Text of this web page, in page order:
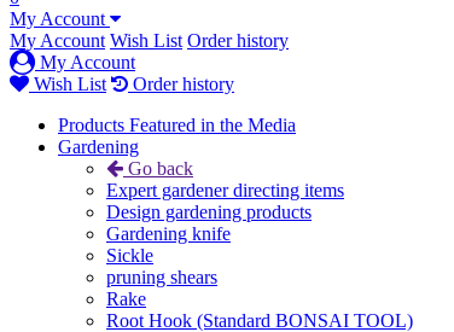
My Account
My Account Wish List Order history
My Account
Wish List
Order history
Products Featured in the Media
Gardening
Go back
Expert gardener directing items
Design gardening products
Gardening knife
Sickle
pruning shears
Rake
Root Hook (Standard BONSAI TOOL)